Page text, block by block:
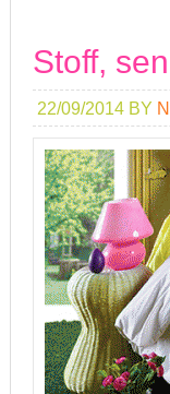
Stoff,
22/09/2014 BY